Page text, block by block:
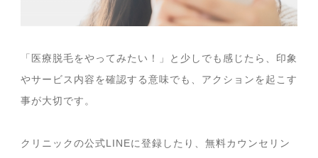
「医療脱毛をやってみたい！」と少しでも感じたら、印象
やサービス内容を確認する意味でも、アクションを起こす
事が大切です。
クリニックの公式LINEに登録したり、無料カウンセリン